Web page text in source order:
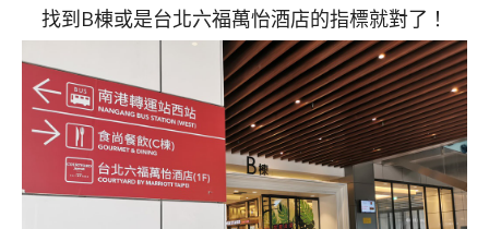
找到B棟或是台北六福萬怡酒店的指標就對了！